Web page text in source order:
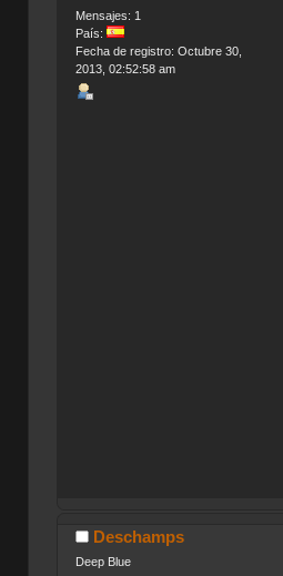
Mensajes: 1
País:
Fecha de registro: Octubre 30,
2013, 02:52:58 am
Deschamps
Deep Blue